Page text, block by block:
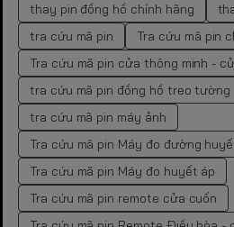
thay pin đồng hồ chính hãng
tra cứu mã pin
Tra cứu mã pin
Tra cứu mã pin cửa thông minh -
tra cứu mã pin đồng hồ treo tường
tra cứu mã pin máy ảnh
Tra cứu mã pin Máy đo đường
Tra cứu mã pin Máy đo huyết áp
Tra cứu mã pin remote cửa cuốn